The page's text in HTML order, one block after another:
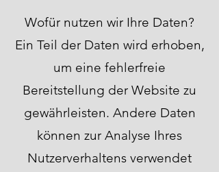
Wofür nutzen wir Ihre Daten?
Ein Teil der Daten wird erhoben,
um eine fehlerfreie
Bereitstellung der Website zu
gewährleisten. Andere Daten
können zur Analyse Ihres
Nutzerverhaltens verwendet